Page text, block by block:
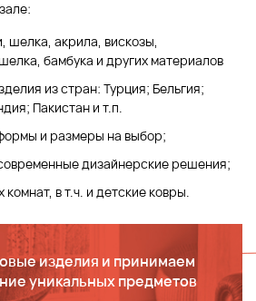
шелка, акрила, вискозы,
бамбука и других материалов
из стран: Турция; Бельгия;
Пакистан и т.п.
и размеры на выбор;
дизайнерские решения;
в т.ч. и детские ковры.
изделия и принимаем
уникальных предметов